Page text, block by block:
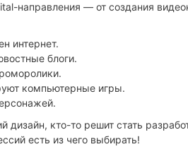
направления — от создания
интернет.
блоги.
компьютерные игры.
дизайн, кто-то решит стать
есть из чего выбирать!